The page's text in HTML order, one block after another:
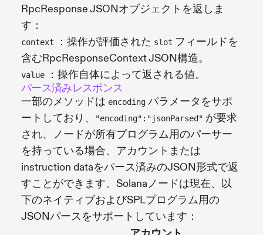
RpcResponse JSONオブジェクトを返しま
す：
context ：操作が評価された slot フィールドを
含むRpcResponseContext JSON構造。
value
：操作自体によって返される値。
パース済みレスポンス
一部のメソッドは encoding パラメータをサポ
ートしており、
"encoding":"jsonParsed" が要求
され、ノードが所有プログラム用のパーサー
を持っている場合、アカウントまたは
instruction dataをパース済みのJSON形式で返
すことができます。Solanaノードは現在、以
下のネイティブおよびSPLプログラム用の
JSONパースをサポートしています：